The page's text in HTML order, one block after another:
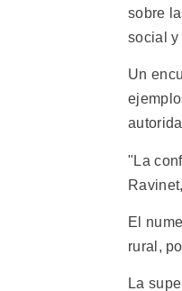
sobre
social y
Un
"La
El
rural,
La